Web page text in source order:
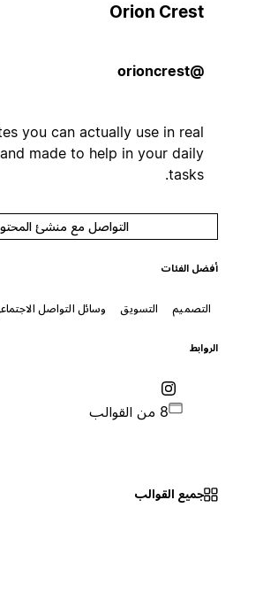
Orion Crest
you can actually use in real
and made to help in your daily
التواصل مع منشئ المحتوى
أفضل الفئات
التصميم التسويق وسائل التواصل الاجتماعي
جميع القوالب